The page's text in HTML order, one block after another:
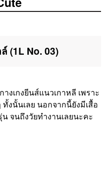
(1L No. 03)
งเกงยีนส์แนวเกาหลี เพราะ
ทั้งนั้นเลย นอกจากนี้ยังมีเสื้อ
จนถึงวัยทำงานเลยนะคะ